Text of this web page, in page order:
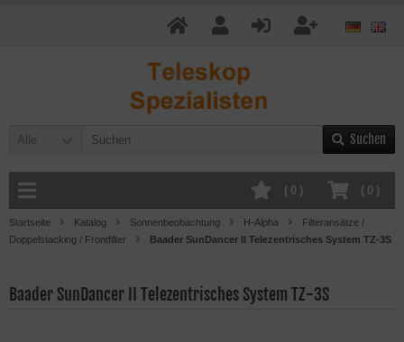
Alle Suchen
( 0 )
( 0 )
Startseite Katalog Sonnenbeobachtung H-Alpha
Filteransätze /
Doppelstacking / Frontfilter
Baader SunDancer II Telezentrisches System TZ-3S
Baader SunDancer II Telezentrisches System TZ-3S